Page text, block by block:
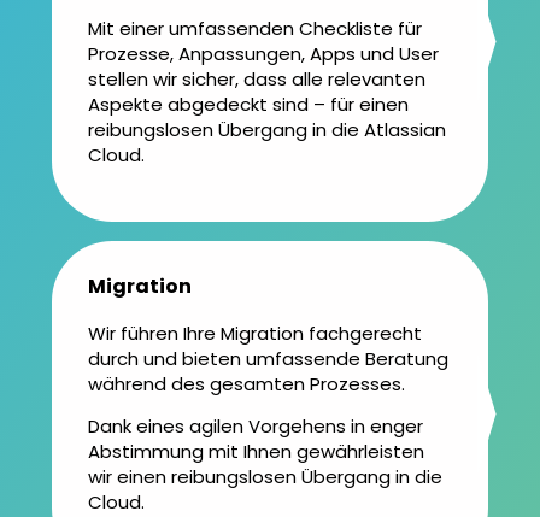
Mit einer umfassenden Checkliste für
Prozesse, Anpassungen, Apps und User
stellen wir sicher, dass alle relevanten
Aspekte abgedeckt sind – für einen
reibungslosen Übergang in die Atlassian
Cloud.
Migration
Wir führen Ihre Migration fachgerecht
durch und bieten umfassende Beratung
während des gesamten Prozesses.
Dank eines agilen Vorgehens in enger
Abstimmung mit Ihnen gewährleisten
wir einen reibungslosen Übergang in die
Cloud.